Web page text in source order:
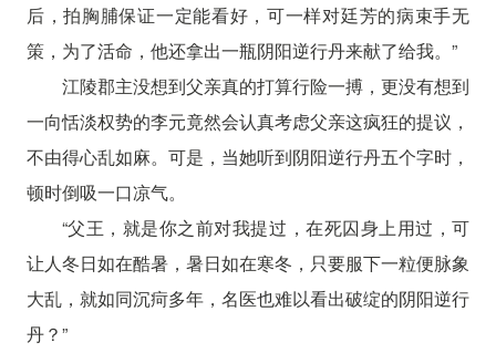
后，拍胸脯保证一定能看好，可一样对廷芳的病束手无
策，为了活命，他还拿出一瓶阴阳逆行丹来献了给我。”
江陵郡主没想到父亲真的打算行险一搏，更没有想到
一向恬淡权势的李元竟然会认真考虑父亲这疯狂的提议，
不由得心乱如麻。可是，当她听到阴阳逆行丹五个字时，
顿时倒吸一口凉气。
“父王，就是你之前对我提过，在死囚身上用过，可
让人冬日如在酷暑，暑日如在寒冬，只要服下一粒便脉象
大乱，就如同沉疴多年，名医也难以看出破绽的阴阳逆行
丹？”